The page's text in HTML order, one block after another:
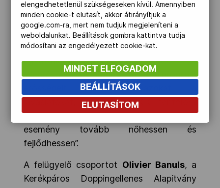
sportolók jogainak védelméért, valamint
az esemény integritásának megőrzéséért”
– mondta Coffey, majd köszönetet
mondott a szövetségeknek
együttműködésükért. Hozzátette: „A
jelentésben csapatunk kiemelte a program
erősségeit, valamint azokat a
javaslatokat, melyeket az EOC fontolóra
vehet a következő játékokra, hogy az
esemény tovább nőhessen és
fejlődhessen”.
A felügyelő csoportot Olivier Banuls, a
Kerékpáros Doppingellenes Alapítvány
elengedhetetlenül szükségeseken kívül. Amennyiben
minden cookie-t elutasít, akkor átirányítjuk a
google.com-ra, mert nem tudjuk megjeleníteni a
weboldalunkat. Beállítások gombra kattintva tudja
módosítani az engedélyezett cookie-kat.
MINDET ELFOGADOM
BEÁLLÍTÁSOK
ELUTASÍTOM